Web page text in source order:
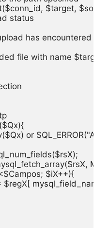
$target,
status
upload has encountered an
file with name $target
or
mysql_fetch_array($rsX,
$iX++){
= $regX[